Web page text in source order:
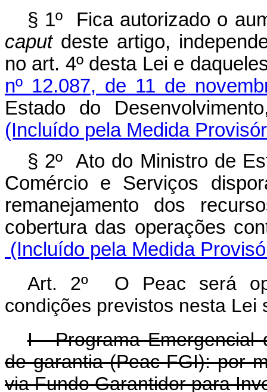
§ 1º Fica autorizado o
caputdeste artigo,
no art. 4º desta Lei e
nº 12.087, de 11 de
Estado do
(Incluído pela Medida
§ 2º Ato do Ministro de
Comércio e Serviços
remanejamento dos
cobertura das operações
(Incluído pela Medida
Art. 2º O Peac será
condições previstos nesta
I - Programa Emergencial
de garantia (Peac-FGI): por
via Fundo Garantidor para